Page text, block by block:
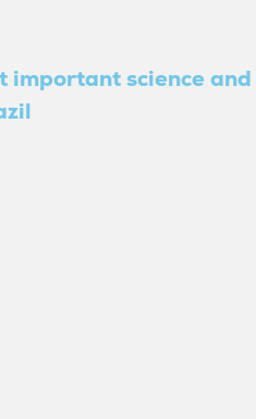
important science and